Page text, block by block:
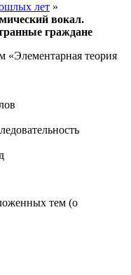
лет »
вокал.
граждане
«Элементарная теория
тем (о